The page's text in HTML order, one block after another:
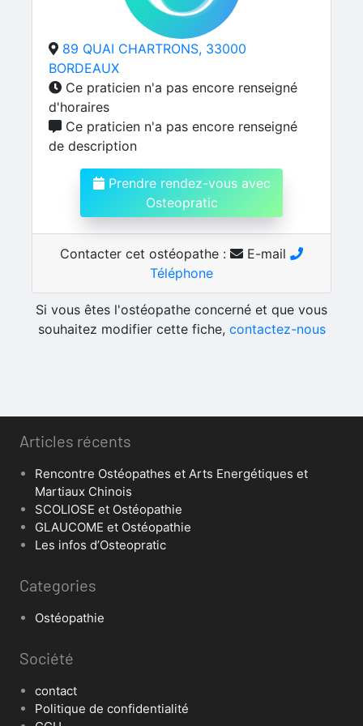
89 QUAI CHARTRONS, 33000
BORDEAUX
Ce praticien n'a pas encore renseigné
d'horaires
Ce praticien n'a pas encore renseigné
de description
Prendre rendez-vous avec
Osteopratic
Contacter cet ostéopathe :
E-mail
Téléphone
Si vous êtes l'ostéopathe concerné et que vous
souhaitez modifier cette fiche, contactez-nous
Articles récents
Rencontre Ostéopathes et Arts Energétiques et
Martiaux Chinois
SCOLIOSE et Ostéopathie
GLAUCOME et Ostéopathie
Les infos d’Osteopratic
Categories
Ostéopathie
Société
contact
Politique de confidentialité